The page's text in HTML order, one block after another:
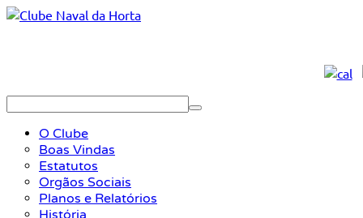
O Clube
Boas Vindas
Estatutos
Orgãos Sociais
Planos e Relatórios
História